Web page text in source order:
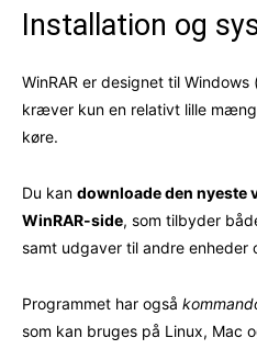
Installation og
WinRAR er designet til
kræver kun en relativt lille
køre.
Du kan downloade den nyeste
WinRAR-side, som tilbyder
samt udgaver til andre enheder
Programmet har også
som kan bruges på Linux, Mac